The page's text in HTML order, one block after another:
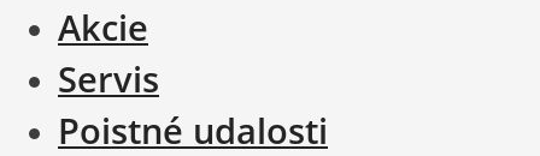
Akcie
Servis
Poistné udalosti